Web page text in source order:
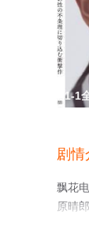
1-1
剧情
飘花
原晴